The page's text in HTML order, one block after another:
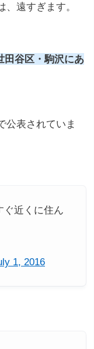
遠すぎます。
田谷区・駒沢にあ
公表されていま
ぐ近くに住ん
1, 2016